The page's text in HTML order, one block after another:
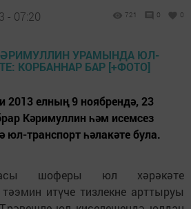
- 07:20 721 0 0
2013 елның 9 ноябрендә, 23
Кәримуллин һәм исемсез
юл-транспорт һәлакәте була.
шоферы юл хәрәкәте
итүче тизлекне арттыруы